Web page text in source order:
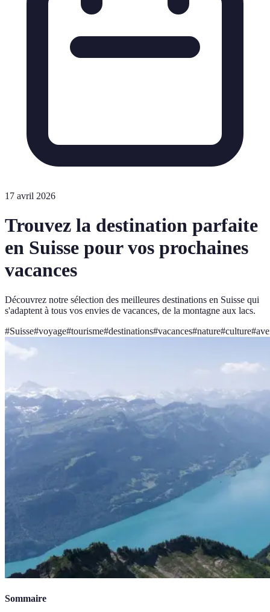
17 avril 2026
Trouvez la destination parfaite
en Suisse pour vos prochaines
vacances
Découvrez notre sélection des meilleures destinations en Suisse qui
s'adaptent à tous vos envies de vacances, de la montagne aux lacs.
#Suisse#voyage#tourisme#destinations#vacances#nature#culture#
Sommaire